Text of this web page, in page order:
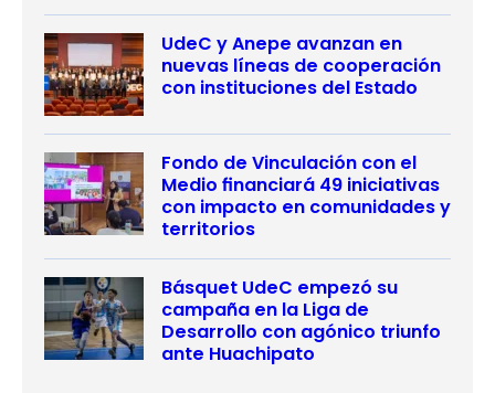
UdeC y Anepe avanzan en
nuevas líneas de cooperación
con instituciones del Estado
Fondo de Vinculación con el
Medio financiará 49 iniciativas
con impacto en comunidades y
territorios
Básquet UdeC empezó su
campaña en la Liga de
Desarrollo con agónico triunfo
ante Huachipato